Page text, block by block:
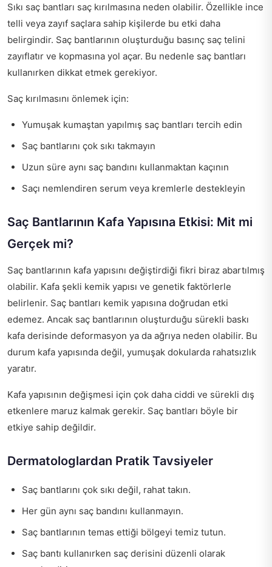
Sıkı saç bantları saç kırılmasına neden olabilir. Özellikle ince
telli veya zayıf saçlara sahip kişilerde bu etki daha
belirgindir. Saç bantlarının oluşturduğu basınç saç telini
zayıflatır ve kopmasına yol açar. Bu nedenle saç bantları
kullanırken dikkat etmek gerekiyor.
Saç kırılmasını önlemek için:
Yumuşak kumaştan yapılmış saç bantları tercih edin
Saç bantlarını çok sıkı takmayın
Uzun süre aynı saç bandını kullanmaktan kaçının
Saçı nemlendiren serum veya kremlerle destekleyin
Saç Bantlarının Kafa Yapısına Etkisi: Mit mi
Gerçek mi?
Saç bantlarının kafa yapısını değiştirdiği fikri biraz abartılmış
olabilir. Kafa şekli kemik yapısı ve genetik faktörlerle
belirlenir. Saç bantları kemik yapısına doğrudan etki
edemez. Ancak saç bantlarının oluşturduğu sürekli baskı
kafa derisinde deformasyon ya da ağrıya neden olabilir. Bu
durum kafa yapısında değil, yumuşak dokularda rahatsızlık
yaratır.
Kafa yapısının değişmesi için çok daha ciddi ve sürekli dış
etkenlere maruz kalmak gerekir. Saç bantları böyle bir
etkiye sahip değildir.
Dermatologlardan Pratik Tavsiyeler
Saç bantlarını çok sıkı değil, rahat takın.
Her gün aynı saç bandını kullanmayın.
Saç bantlarının temas ettiği bölgeyi temiz tutun.
Saç bantı kullanırken saç derisini düzenli olarak